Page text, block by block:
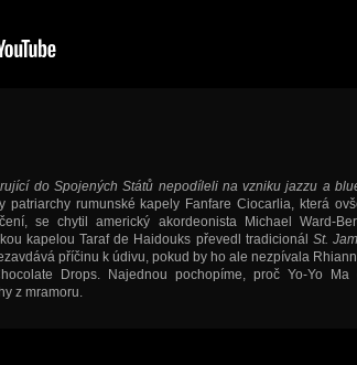
do Spojených Států nepodíleli na vzniku jazzu a
patriarchy rumunské kapely Fanfare Ciocarlia, která
se chytil americký akordeonista Michael Ward-
kapelou Taraf de Haidouks převedl tradicionálSt.
příčinu k údivu, pokud by ho ale nezpívala
Drops. Najednou pochopíme, proč Yo-Yo Ma
z mramoru.